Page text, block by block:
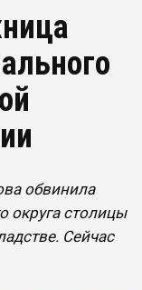
обвинила
округа столицы
Сейчас